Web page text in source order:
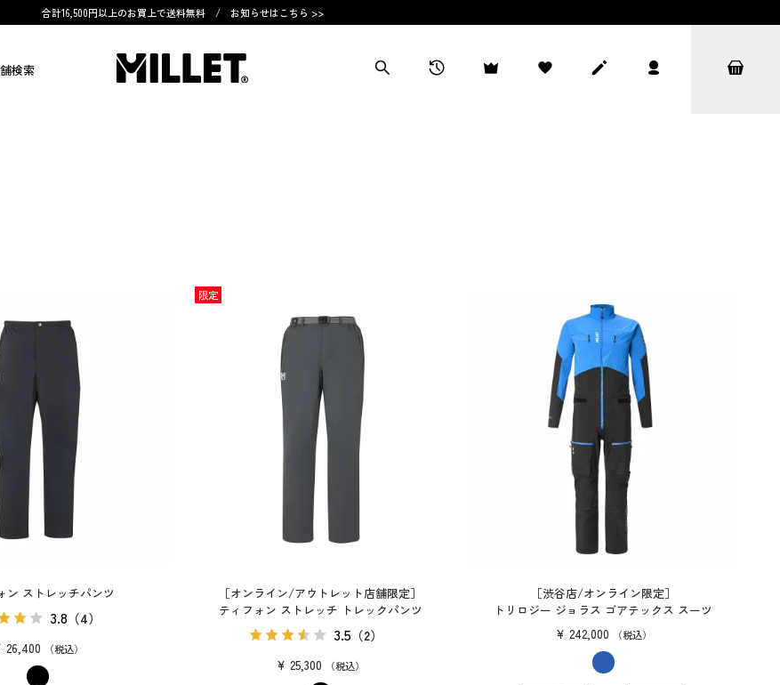
合計16,500円以上のお買上で送料無料 / お知らせはこちら >>
検索
ン ストレッチパンツ
3.8 （4）
26,400 税込
［オンライン/アウトレット店舗限定］
ティフォン ストレッチ トレックパンツ
3.5 （2）
¥ 25,300 税込
限定
［渋谷店/オンライン限定］
トリロジー ジョラス ゴアテックス スーツ
¥ 242,000 税込